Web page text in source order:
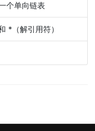
个单向链表
*（解引用符）